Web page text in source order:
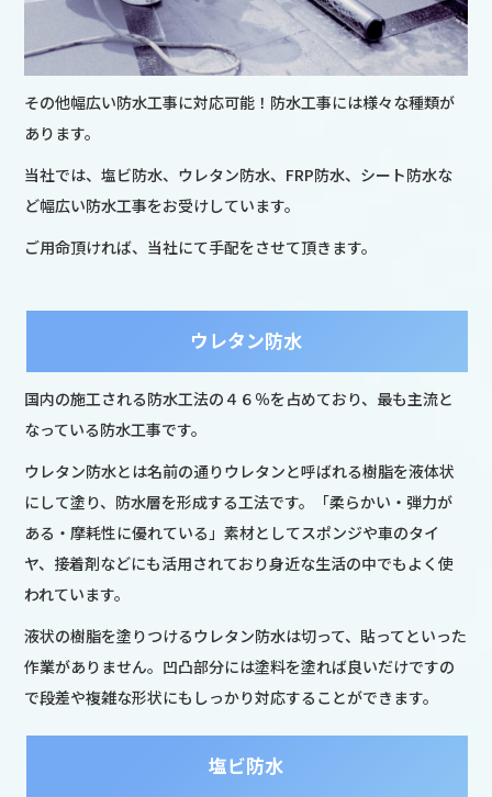
その他幅広い防水工事に対応可能！防水工事には様々な種類が
あります。
当社では、塩ビ防水、ウレタン防水、FRP防水、シート防水な
ど幅広い防水工事をお受けしています。
ご用命頂ければ、当社にて手配をさせて頂きます。
ウレタン防水
国内の施工される防水工法の４６％を占めており、最も主流と
なっている防水工事です。
ウレタン防水とは名前の通りウレタンと呼ばれる樹脂を液体状
にして塗り、防水層を形成する工法です。「柔らかい・弾力が
ある・摩耗性に優れている」素材としてスポンジや車のタイ
ヤ、接着剤などにも活用されており身近な生活の中でもよく使
われています。
液状の樹脂を塗りつけるウレタン防水は切って、貼ってといった
作業がありません。凹凸部分には塗料を塗れば良いだけですの
で段差や複雑な形状にもしっかり対応することができます。
塩ビ防水